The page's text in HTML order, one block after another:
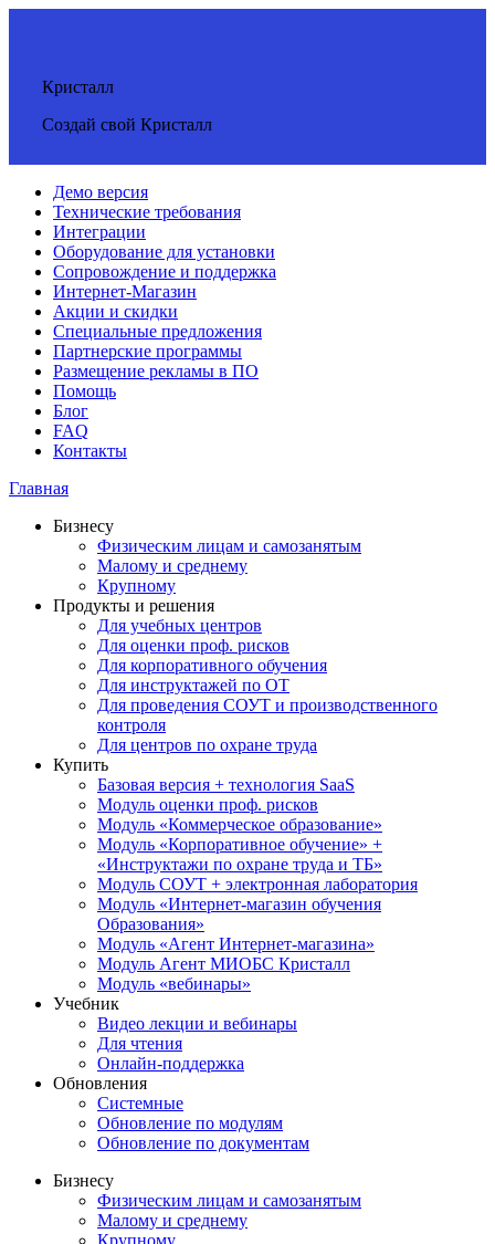
Кристалл
Создай свой Кристалл
Демо версия
Технические требования
Интеграции
Оборудование для установки
Сопровождение и поддержка
Интернет-Магазин
Акции и скидки
Специальные предложения
Партнерские программы
Размещение рекламы в ПО
Помощь
Блог
FAQ
Контакты
Главная
Бизнесу
Физическим лицам и самозанятым
Малому и среднему
Крупному
Продукты и решения
Для учебных центров
Для оценки проф. рисков
Для корпоративного обучения
Для инструктажей по ОТ
Для проведения СОУТ и производственного
контроля
Для центров по охране труда
Купить
Базовая версия + технология SaaS
Модуль оценки проф. рисков
Модуль «Коммерческое образование»
Модуль «Корпоративное обучение» +
«Инструктажи по охране труда и ТБ»
Модуль СОУТ + электронная лаборатория
Модуль «Интернет-магазин обучения
Образования»
Модуль «Агент Интернет-магазина»
Модуль Агент МИОБС Кристалл
Модуль «вебинары»
Учебник
Видео лекции и вебинары
Для чтения
Онлайн-поддержка
Обновления
Системные
Обновление по модулям
Обновление по документам
Бизнесу
Физическим лицам и самозанятым
Малому и среднему
Крупному